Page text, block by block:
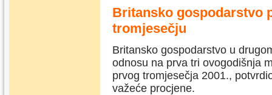
Britansko gospodarstvo
tromjesečju
Britansko gospodarstvo u
odnosu na prva tri ovogodišnja
prvog tromjesečja 2001.,
važeće procjene.